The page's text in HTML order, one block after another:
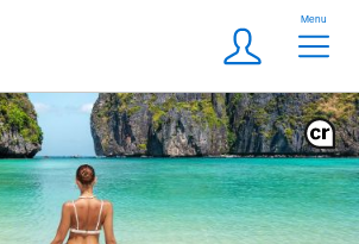
Meta
Login
Menu